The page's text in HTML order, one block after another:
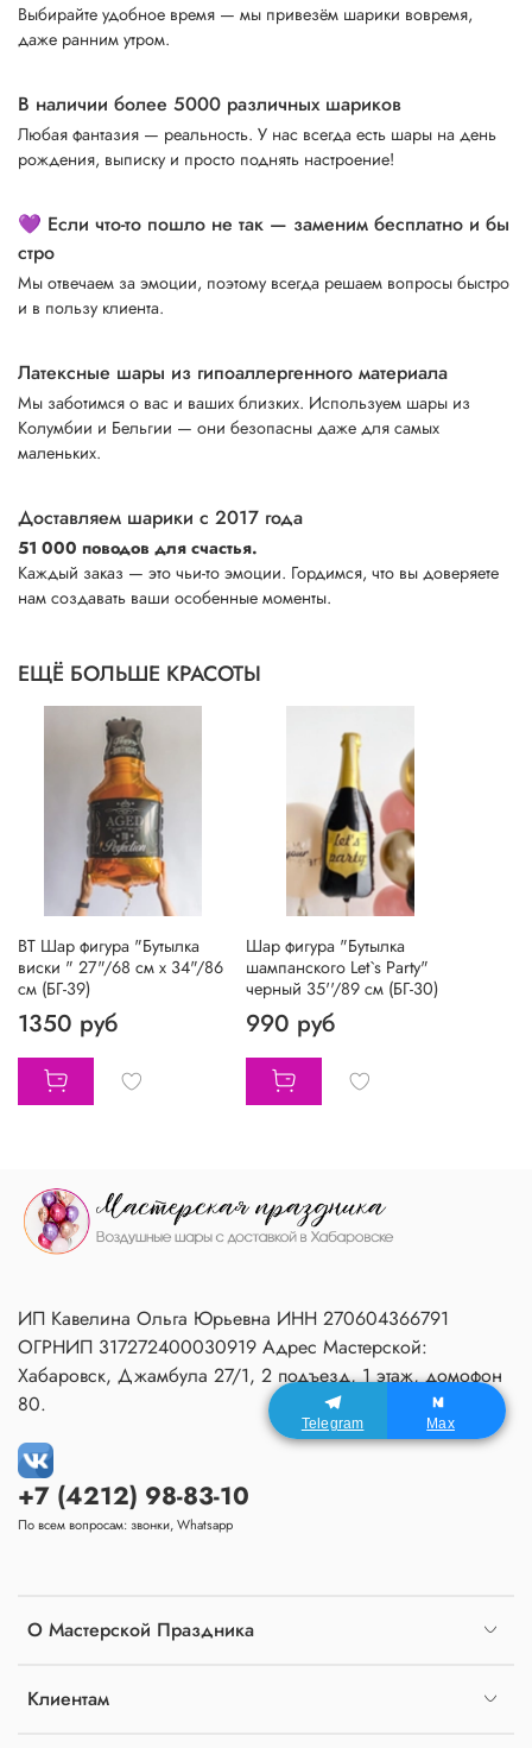
Выбирайте удобное время — мы привезём шарики вовремя,
даже ранним утром.
В наличии более 5000 различных шариков
Любая фантазия — реальность. У нас всегда есть шары на день
рождения, выписку и просто поднять настроение!
💜 Если что-то пошло не так — заменим бесплатно и бы
стро
Мы отвечаем за эмоции, поэтому всегда решаем вопросы быстро
и в пользу клиента.
Латексные шары из гипоаллергенного материала
Мы заботимся о вас и ваших близких. Используем шары из
Колумбии и Бельгии — они безопасны даже для самых
маленьких.
Доставляем шарики с 2017 года
51 000 поводов для счастья.
Каждый заказ — это чьи-то эмоции. Гордимся, что вы доверяете
нам создавать ваши особенные моменты.
ЕЩЁ БОЛЬШЕ КРАСОТЫ
BT Шар фигура "Бутылка
виски " 27"/68 см х 34"/86
см (БГ-39)
1350 руб
Шар фигура "Бутылка
шампанского Let`s Party"
черный 35''/89 см (БГ-30)
990 руб
О Мастерской Праздника
Клиентам
+7 (4212) 98-83-10
По всем вопросам: звонки, Whatsapp
ИП Кавелина Ольга Юрьевна ИНН 270604366791
ОГРНИП 317272400030919 Адрес Мастерской:
Хабаровск, Джамбула 27/1, 2 подъезд, 1 этаж, домофон
80.
Telegram Max